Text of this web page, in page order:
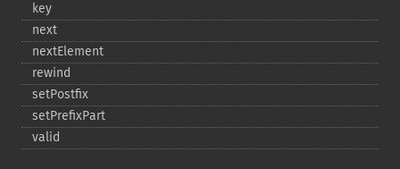
key
next
nextElement
rewind
setPostfix
setPrefixPart
valid